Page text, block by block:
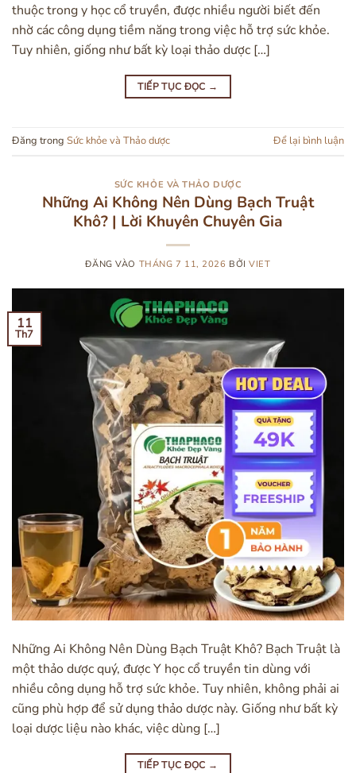
thuộc trong y học cổ truyền, được nhiều người biết đến
nhờ các công dụng tiềm năng trong việc hỗ trợ sức khỏe.
Tuy nhiên, giống như bất kỳ loại thảo dược […]
TIẾP TỤC ĐỌC →
Đăng trong Sức khỏe và Thảo dược Để lại bình luận
SỨC KHỎE VÀ THẢO DƯỢC
Những Ai Không Nên Dùng Bạch Truật
Khô? | Lời Khuyên Chuyên Gia
ĐĂNG VÀO THÁNG 7 11, 2026 BỞIVIET
11
Th7
Những Ai Không Nên Dùng Bạch Truật Khô? Bạch Truật là
một thảo dược quý, được Y học cổ truyền tin dùng với
nhiều công dụng hỗ trợ sức khỏe. Tuy nhiên, không phải ai
cũng phù hợp để sử dụng thảo dược này. Giống như bất kỳ
loại dược liệu nào khác, việc dùng […]
TIẾP TỤC ĐỌC →